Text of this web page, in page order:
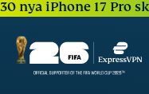
30 nya iPhone 17 Pro